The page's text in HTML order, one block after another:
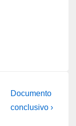
Next
Post
Documento
conclusivo ›